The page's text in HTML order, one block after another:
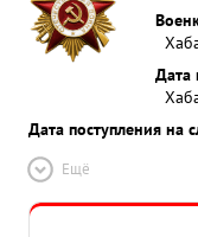
Дата
Дата поступления на
Ещё